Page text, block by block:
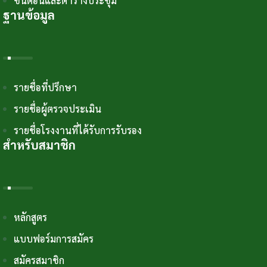
ฐานข้อมูล
รายชื่อที่ปรึกษา
รายชื่อผู้ตรวจประเมิน
รายชื่อโรงงานที่ได้รับการรับรอง
สำหรับสมาชิก
หลักสูตร
แบบฟอร์มการสมัคร
สมัครสมาชิก